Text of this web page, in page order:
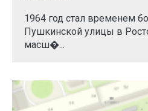
1964 год стал временем
Пушкинской улицы в
масш�...